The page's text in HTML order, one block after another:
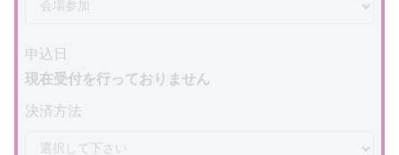
申込日
現在受付を行っておりません
決済方法